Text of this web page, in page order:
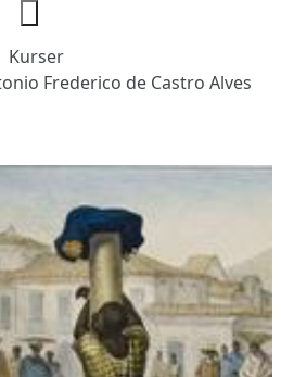
Kurser
Frederico de Castro Alves